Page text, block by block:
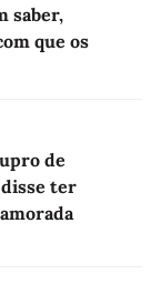
saber,
que os
de
ter